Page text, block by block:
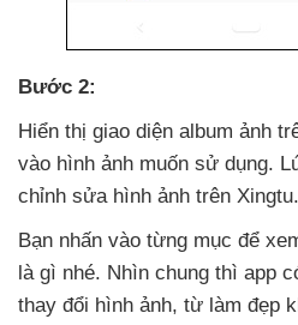
Bước 2:
Hiển thị giao diện album ảnh
vào hình ảnh muốn sử dụng.
chỉnh sửa hình ảnh trên Xingtu.
Bạn nhấn vào từng mục để
là gì nhé. Nhìn chung thì app
thay đổi hình ảnh, từ làm đẹp